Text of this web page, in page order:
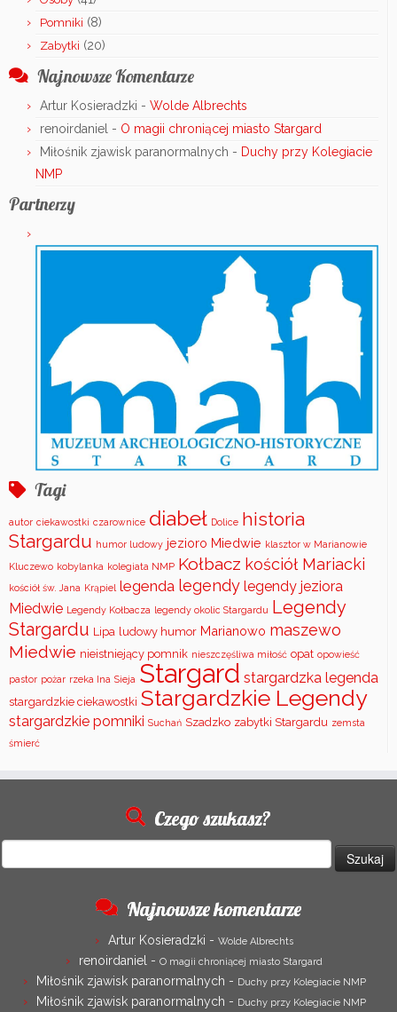
Pomniki (8)
Zabytki (20)
Najnowsze Komentarze
Artur Kosieradzki - Wolde Albrechts
renoirdaniel - O magii chroniącej miasto Stargard
Miłośnik zjawisk paranormalnych - Duchy przy Kolegiacie
NMP
Partnerzy
Tagi
autor ciekawostki czarownice diabeł Dolice historia
Stargardu humor ludowy jezioro Miedwie klasztor w Marianowie
Kluczewo kobylanka kolegiata NMP Kołbacz kościół Mariacki
kościół św. Jana Krąpiel legenda legendy legendy jeziora
Miedwie Legendy Kołbacza legendy okolic Stargardu Legendy
Stargardu Lipa ludowy humor Marianowo maszewo
Miedwie nieistniejący pomnik nieszczęśliwa miłość opat opowieść
pastor pożar rzeka Ina Sieja Stargard stargardzka legenda
stargardzkie ciekawostki Stargardzkie Legendy
stargardzkie pomniki Suchań Szadzko zabytki Stargardu zemsta
śmierć
Czego szukasz?
Najnowsze komentarze
Artur Kosieradzki - Wolde Albrechts
renoirdaniel - O magii chroniącej miasto Stargard
Miłośnik zjawisk paranormalnych - Duchy przy Kolegiacie NMP
Miłośnik zjawisk paranormalnych - Duchy przy Kolegiacie NMP